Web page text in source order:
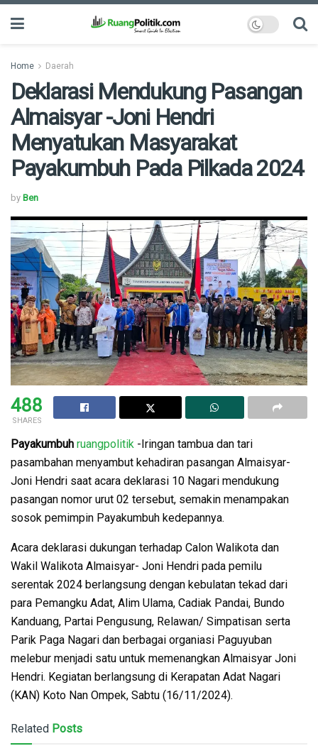
Home Daerah
Deklarasi Mendukung Pasangan
Almaisyar -Joni Hendri
Menyatukan Masyarakat
Payakumbuh Pada Pilkada 2024
by Ben
488
SHARES
Payakumbuh ruangpolitik -Iringan tambua dan tari
pasambahan menyambut kehadiran pasangan Almaisyar-
Joni Hendri saat acara deklarasi 10 Nagari mendukung
pasangan nomor urut 02 tersebut, semakin menampakan
sosok pemimpin Payakumbuh kedepannya.
Acara deklarasi dukungan terhadap Calon Walikota dan
Wakil Walikota Almaisyar- Joni Hendri pada pemilu
serentak 2024 berlangsung dengan kebulatan tekad dari
para Pemangku Adat, Alim Ulama, Cadiak Pandai, Bundo
Kanduang, Partai Pengusung, Relawan/ Simpatisan serta
Parik Paga Nagari dan berbagai organiasi Paguyuban
melebur menjadi satu untuk memenangkan Almaisyar Joni
Hendri. Kegiatan berlangsung di Kerapatan Adat Nagari
(KAN) Koto Nan Ompek, Sabtu (16/11/2024).
Related Posts